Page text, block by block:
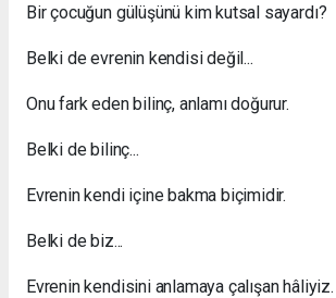
Bir çocuğun gülüşünü kim kutsal sayardı?
Belki de evrenin kendisi değil...
Onu fark eden bilinç, anlamı doğurur.
Belki de bilinç...
Evrenin kendi içine bakma biçimidir.
Belki de biz...
Evrenin kendisini anlamaya çalışan hâliyiz.